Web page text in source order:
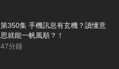
第350集 手機訊息有玄機？讀懂意
思就能一帆風順？！
47分鐘